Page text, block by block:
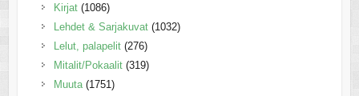
Kirjat (1086)
Lehdet & Sarjakuvat (1032)
Lelut, palapelit (276)
Mitalit/Pokaalit (319)
Muuta (1751)